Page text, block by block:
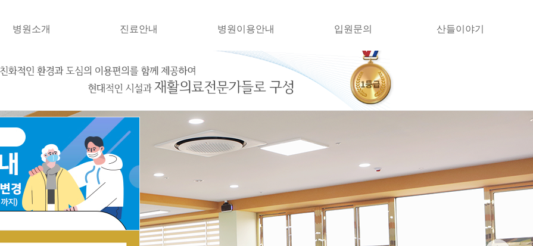
병원소개 진료안내 병원이용안내 입원문의 산들이야기